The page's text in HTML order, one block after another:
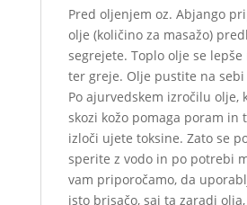
Pred oljenjem oz. Abjango
olje (količino za masažo)
segrejete. Toplo olje se
ter greje. Olje pustite na sebi
Po ajurvedskem izročilu olje,
skozi kožo pomaga poram in
izloči ujete toksine. Zato se
sperite z vodo in po potrebi
vam priporočamo, da
isto brisačo, saj ta zaradi